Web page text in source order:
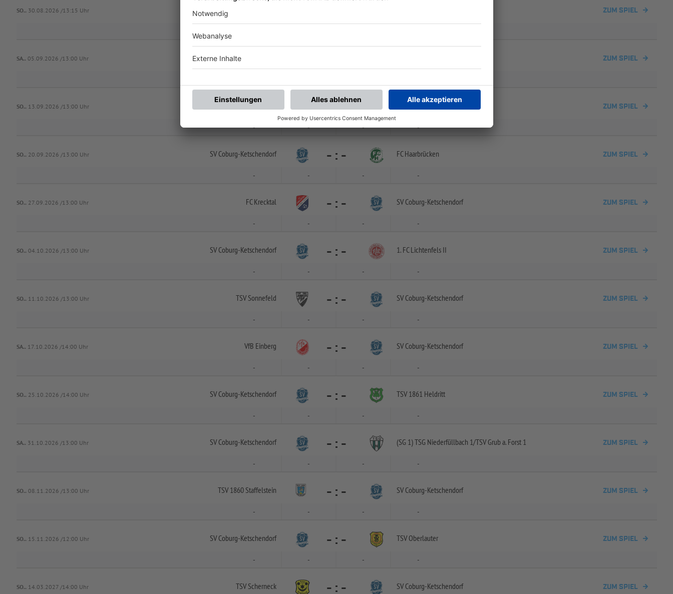
SO.. 30.08.2026 /13:15 Uhr ZUM SPIEL
SA.. 05.09.2026 /13:00 Uhr SV Coburg-Ketschendorf ZUM SPIEL
SO.. 13.09.2026 /13:00 Uhr SV Großgarnstadt -:- SV Coburg- Ketschendorf ZUM SPIEL
- - - -
SO.. 20.09.2026 /13:00 Uhr SV Coburg-Ketschendorf - : - FC Haarbrücken ZUM SPIEL
- - - -
SO.. 27.09.2026 /13:00 Uhr FC Krecktal - : - SV Coburg-Ketschendorf ZUM SPIEL
- - - -
SO.. 04.10.2026 /13:00 Uhr SV Coburg-Ketschendorf - : - 1. FC Lichtenfels II ZUM SPIEL
- - - -
SO.. 11.10.2026 /13:00 Uhr TSV Sonnefeld - : - SV Coburg-Ketschendorf ZUM SPIEL
- - - -
SA.. 17.10.2026 /14:00 Uhr VfB Einberg - : - SV Coburg-Ketschendorf ZUM SPIEL
- - - -
SO.. 25.10.2026 /14:00 Uhr SV Coburg-Ketschendorf - : - TSV 1861 Heldritt ZUM SPIEL
- - - -
SA.. 31.10.2026 /13:00 Uhr SV Coburg-Ketschendorf - : - (SG 1) TSG Niederfüllbach 1/TSV Grub a. Forst 1 ZUM SPIEL
- - - -
SO.. 08.11.2026 /13:00 Uhr TSV 1860 Staffelstein - : - SV Coburg-Ketschendorf ZUM SPIEL
- - - -
SO.. 15.11.2026 /12:00 Uhr SV Coburg-Ketschendorf - : - TSV Oberlauter ZUM SPIEL
- - - -
SO.. 14.03.2027 /14:00 Uhr TSV Scherneck - : - SV Coburg-Ketschendorf ZUM SPIEL